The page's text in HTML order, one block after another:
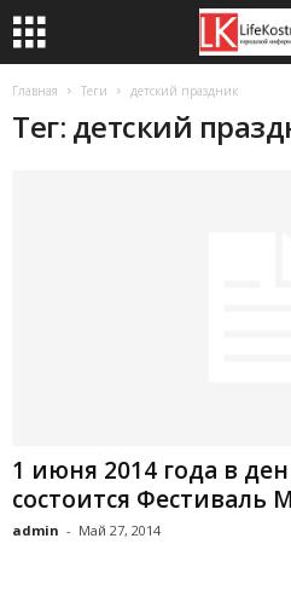
Главная Теги детский праздник
Тег: детский
1 июня 2014 года в
состоится Фестиваль
admin - Май 27, 2014